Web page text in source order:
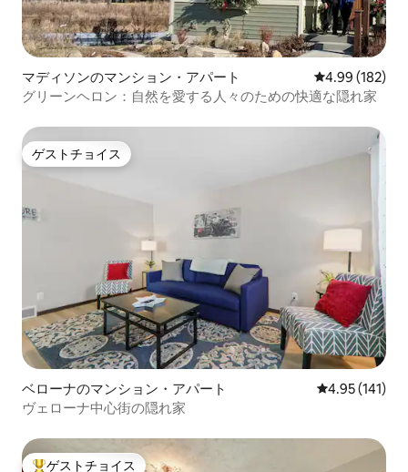
マディソンのマンション・アパート レビュー182
4.99 (182)
グリーンヘロン：自然を愛する人々のための快適な隠れ家
ゲストチョイス
ゲストチョイス
ベローナのマンション・アパート レビュー141
4.95 (141)
ヴェローナ中心街の隠れ家
ゲストチョイス